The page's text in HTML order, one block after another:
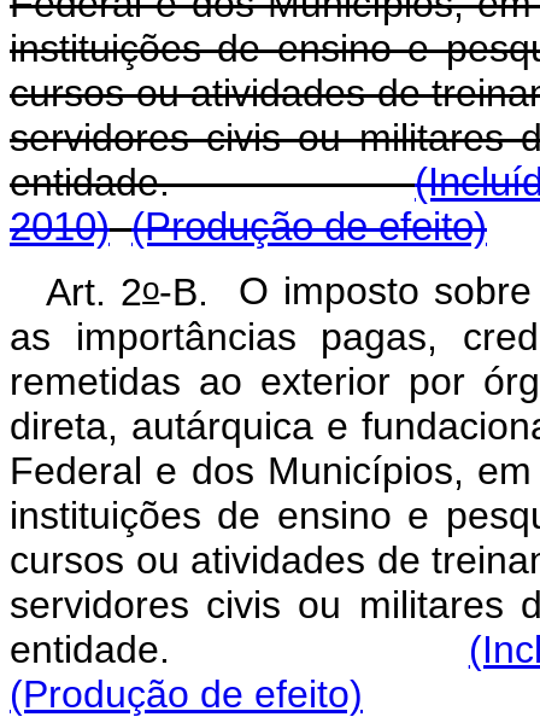
instituições de ensino e
cursos ou atividades de
servidores civis ou militares
entidade.
2010) (Produção de efeito)
Art. 2o-B. O imposto
as importâncias pagas,
remetidas ao exterior por
direta, autárquica e
Federal e dos Municípios,
instituições de ensino e
cursos ou atividades de
servidores civis ou militares
entidade.
(Produção de efeito)